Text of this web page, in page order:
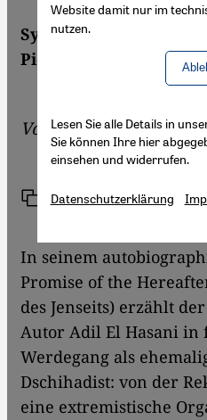
Symbolbild Terror
Picture Alliance
VonMohamed Taifouri
Link Teilen Drucken
In seinem
Promise of the
des Jenseits) erzählt
Autor Adil El Hasani in
Werdegang als
Dschihadist: von der
eine extremistische
Website damit nur im
nutzen.
Lesen Sie alle Details in
Sie können Ihre hier
einsehen und widerrufen.
Datenschutzerklärung